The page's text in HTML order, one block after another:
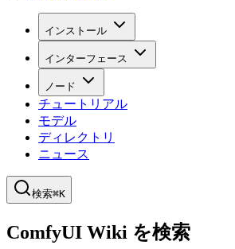
インストール
インターフェース
ノード
チュートリアル
モデル
ディレクトリ
ニュース
検索⌘K
ComfyUI Wiki を検索